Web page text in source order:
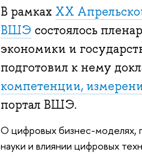
В рамках XX
ВШЭ состоялось
экономики и
подготовил к нему
компетенции,
портал ВШЭ.
О цифровых бизнес-моделях,
науки и влиянии цифровых